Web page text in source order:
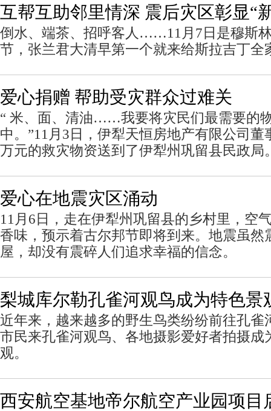
互帮互助邻里情深 震后灾区彰显“
倒水、端茶、招呼客人……11月7日是穆斯
节，张兰君大清早第一个就来给斯拉吉丁全
爱心捐赠 帮助受灾群众过难关
“ 米、面、清油……我要将灾民们最需要的
中。”11月3日，伊犁天恒房地产有限公司董
万元的救灾物资送到了伊犁州巩留县民政局
爱心在地震灾区涌动
11月6日，走在伊犁州巩留县的乡村里，空
香味，预示着古尔邦节即将到来。地震虽然
屋，却没有震碎人们追求幸福的信念。
梨城库尔勒孔雀河观鸟成为特色景
近年来，越来越多的野生鸟类纷纷前往孔雀
市民来孔雀河观鸟、各地摄影爱好者拍摄成
观。
西安航空基地帝尔航空产业园项目